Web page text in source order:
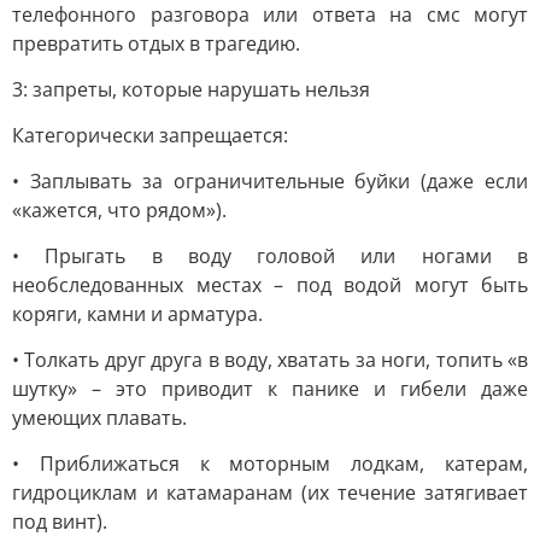
телефонного разговора или ответа на смс могут
превратить отдых в трагедию.
3: запреты, которые нарушать нельзя
Категорически запрещается:
• Заплывать за ограничительные буйки (даже если
«кажется, что рядом»).
• Прыгать в воду головой или ногами в
необследованных местах – под водой могут быть
коряги, камни и арматура.
• Толкать друг друга в воду, хватать за ноги, топить «в
шутку» – это приводит к панике и гибели даже
умеющих плавать.
• Приближаться к моторным лодкам, катерам,
гидроциклам и катамаранам (их течение затягивает
под винт).